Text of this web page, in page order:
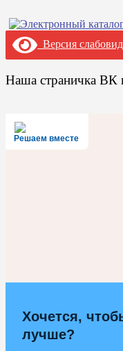
Версия
Наша страничка
Решаем вместе
Хочется,
лучше?